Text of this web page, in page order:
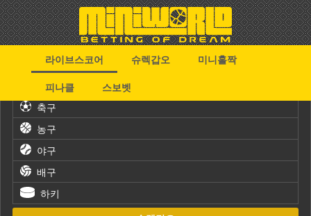
라이브스코어 슈렉갑오
미니홀짝
피나클
스보벳
축구
농구
야구
배구
하키